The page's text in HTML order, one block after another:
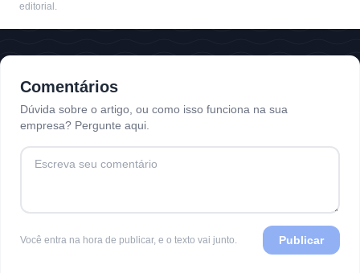
editorial.
Comentários
Dúvida sobre o artigo, ou como isso funciona na sua
empresa? Pergunte aqui.
Você entra na hora de publicar, e o texto vai junto. Publicar